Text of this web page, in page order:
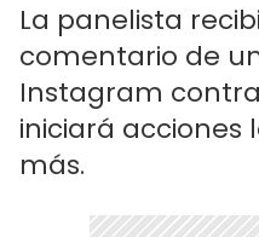
La panelista
comentario de
Instagram
iniciará acciones
más.